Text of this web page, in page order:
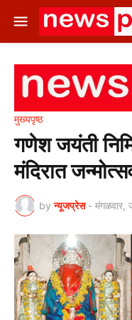
मुख्यपृष्ठ
गणेश जयंती
मंदिरात
by न्यूजप्रेस -